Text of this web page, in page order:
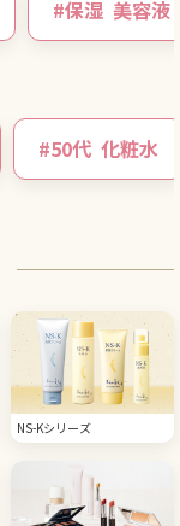
#保湿 美容液
#50代 化粧水
NS-Kシリーズ